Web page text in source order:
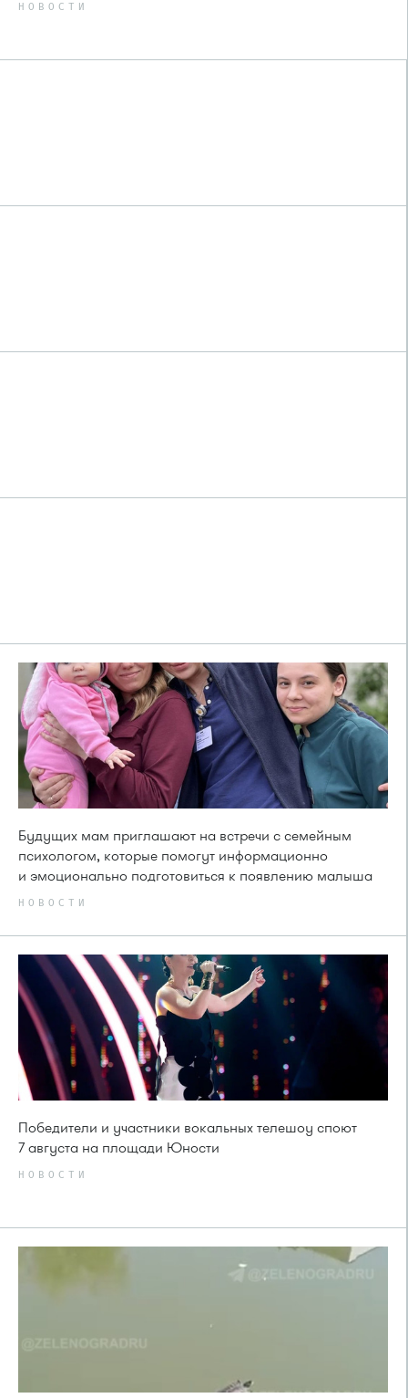
НОВОСТИ
Будущих мам приглашают на встречи с семейным
психологом, которые помогут информационно
и эмоционально подготовиться к появлению малыша
НОВОСТИ
Победители и участники вокальных телешоу споют
7 августа на площади Юности
НОВОСТИ